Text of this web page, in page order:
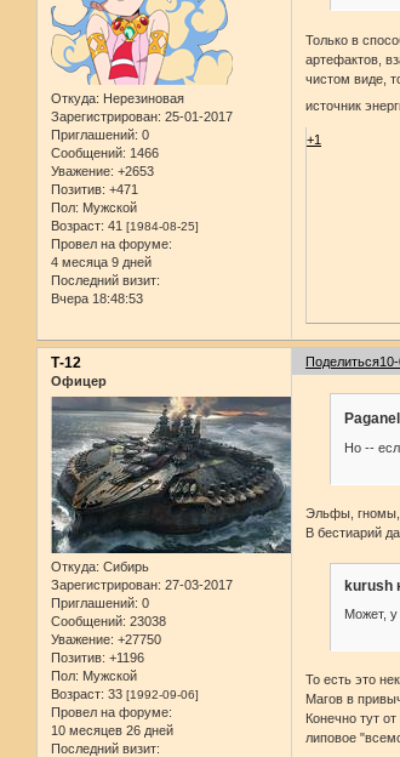
Откуда: Нерезиновая
Зарегистрирован: 25-01-2017
Приглашений: 0
Сообщений: 1466
Уважение: +2653
Позитив: +471
Пол: Мужской
Возраст: 41 [1984-08-25]
Провел на форуме:
4 месяца 9 дней
Последний визит:
Вчера 18:48:53
Только в
артефактов,
чистом виде,
источник
+1
Поделиться
Т-12
Офицер
Откуда: Сибирь
Зарегистрирован: 27-03-2017
Приглашений: 0
Сообщений: 23038
Уважение: +27750
Позитив: +1196
Пол: Мужской
Возраст: 33 [1992-09-06]
Провел на форуме:
10 месяцев 26 дней
Последний визит:
Paganell
Но --
Эльфы, гномы,
В бестиарий
kurush
Может, у
То есть это
Магов в
Конечно тут
липовое